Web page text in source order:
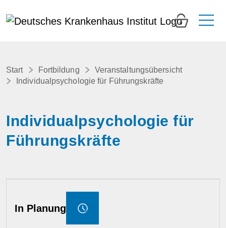
0
Start Fortbildung
Veranstaltungsübersicht
Individualpsychologie für Führungskräfte
Individualpsychologie für
Führungskräfte
In Planung